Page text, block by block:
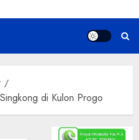
di Kulon Progo